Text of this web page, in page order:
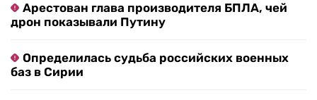
Арестован глава производителя БПЛА, чей
дрон показывали Путину
Определилась судьба российских военных
баз в Сирии